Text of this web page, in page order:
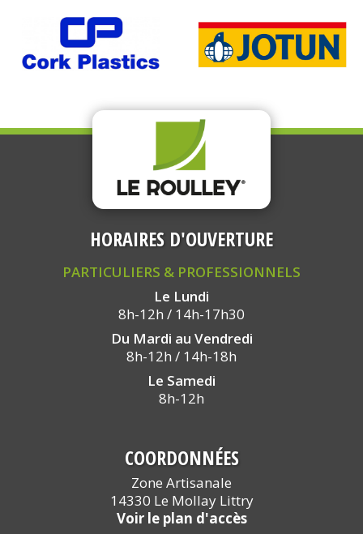
HORAIRES D'OUVERTURE
PARTICULIERS & PROFESSIONNELS
Le Lundi
8h-12h / 14h-17h30
Du Mardi au Vendredi
8h-12h / 14h-18h
Le Samedi
8h-12h
COORDONNÉES
Zone Artisanale
14330 Le Mollay Littry
Voir le plan d'accès